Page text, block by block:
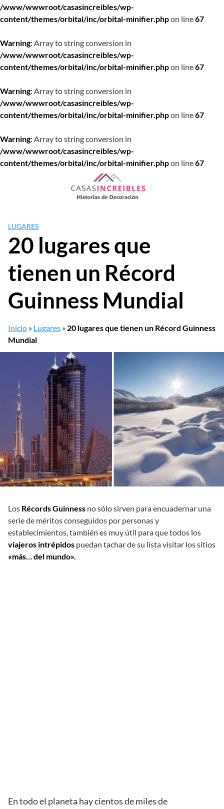
/www/wwwroot/casasincreibles/wp-
content/themes/orbital/inc/orbital-minifier.phpon line67
Warning: Array to string conversion in
/www/wwwroot/casasincreibles/wp-
content/themes/orbital/inc/orbital-minifier.phpon line67
Warning: Array to string conversion in
/www/wwwroot/casasincreibles/wp-
content/themes/orbital/inc/orbital-minifier.phpon line67
Warning: Array to string conversion in
/www/wwwroot/casasincreibles/wp-
content/themes/orbital/inc/orbital-minifier.phpon line67
LUGARES
20 lugares que
tienen un Récord
Guinness Mundial
Inicio » Lugares » 20 lugares que tienen un Récord Guinness
Mundial
Los Récords Guinness no sólo sirven para encuadernar una
serie de méritos conseguidos por personas y
establecimientos, también es muy útil para que todos los
viajeros intrépidos puedan tachar de su lista visitar los sitios
«más… del mundo».
En todo el planeta hay cientos de miles de